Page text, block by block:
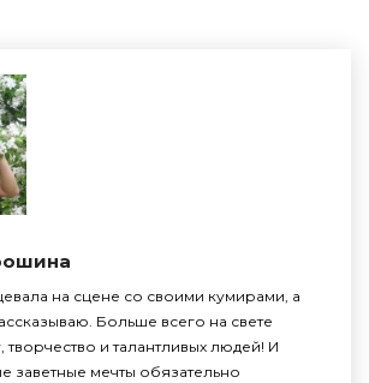
на сцене со своими кумирами, а
Больше всего на свете
и талантливых людей! И
заветные мечты обязательно